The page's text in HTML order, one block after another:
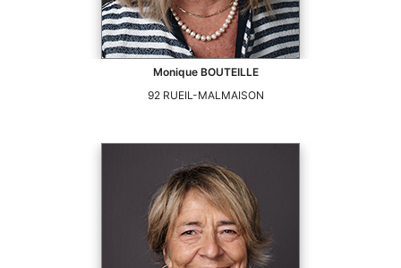
Monique BOUTEILLE
92 RUEIL-MALMAISON